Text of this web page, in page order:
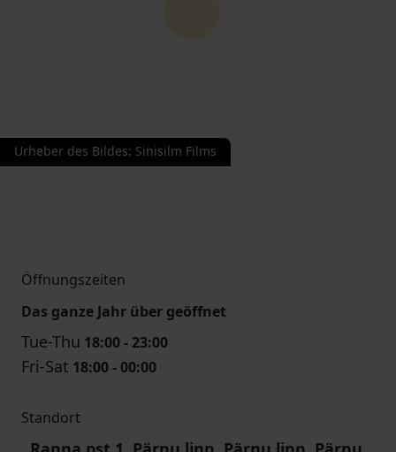
Urheber des Bildes: Sinisilm Films
Öffnungszeiten
Das ganze Jahr über geöffnet
Tue-Thu 18:00 - 23:00
Fri-Sat 18:00 - 00:00
Standort